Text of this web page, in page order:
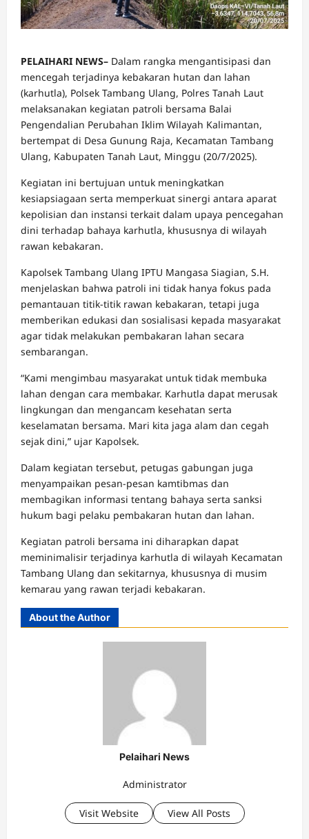
PELAIHARI NEWS– Dalam rangka mengantisipasi dan
mencegah terjadinya kebakaran hutan dan lahan
(karhutla), Polsek Tambang Ulang, Polres Tanah Laut
melaksanakan kegiatan patroli bersama Balai
Pengendalian Perubahan Iklim Wilayah Kalimantan,
bertempat di Desa Gunung Raja, Kecamatan Tambang
Ulang, Kabupaten Tanah Laut, Minggu (20/7/2025).
Kegiatan ini bertujuan untuk meningkatkan
kesiapsiagaan serta memperkuat sinergi antara aparat
kepolisian dan instansi terkait dalam upaya pencegahan
dini terhadap bahaya karhutla, khususnya di wilayah
rawan kebakaran.
Kapolsek Tambang Ulang IPTU Mangasa Siagian, S.H.
menjelaskan bahwa patroli ini tidak hanya fokus pada
pemantauan titik-titik rawan kebakaran, tetapi juga
memberikan edukasi dan sosialisasi kepada masyarakat
agar tidak melakukan pembakaran lahan secara
sembarangan.
“Kami mengimbau masyarakat untuk tidak membuka
lahan dengan cara membakar. Karhutla dapat merusak
lingkungan dan mengancam kesehatan serta
keselamatan bersama. Mari kita jaga alam dan cegah
sejak dini,” ujar Kapolsek.
Dalam kegiatan tersebut, petugas gabungan juga
menyampaikan pesan-pesan kamtibmas dan
membagikan informasi tentang bahaya serta sanksi
hukum bagi pelaku pembakaran hutan dan lahan.
Kegiatan patroli bersama ini diharapkan dapat
meminimalisir terjadinya karhutla di wilayah Kecamatan
Tambang Ulang dan sekitarnya, khususnya di musim
kemarau yang rawan terjadi kebakaran.
About the Author
Pelaihari News
Administrator
Visit Website View All Posts